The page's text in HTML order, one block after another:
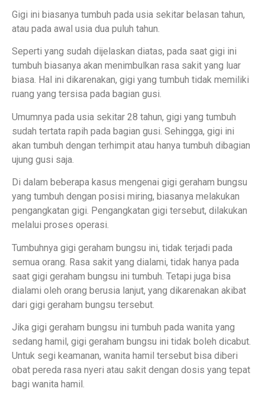
Gigi ini biasanya tumbuh pada usia sekitar belasan tahun,
atau pada awal usia dua puluh tahun.
Seperti yang sudah dijelaskan diatas, pada saat gigi ini
tumbuh biasanya akan menimbulkan rasa sakit yang luar
biasa. Hal ini dikarenakan, gigi yang tumbuh tidak memiliki
ruang yang tersisa pada bagian gusi.
Umumnya pada usia sekitar 28 tahun, gigi yang tumbuh
sudah tertata rapih pada bagian gusi. Sehingga, gigi ini
akan tumbuh dengan terhimpit atau hanya tumbuh dibagian
ujung gusi saja.
Di dalam beberapa kasus mengenai gigi geraham bungsu
yang tumbuh dengan posisi miring, biasanya melakukan
pengangkatan gigi. Pengangkatan gigi tersebut, dilakukan
melalui proses operasi.
Tumbuhnya gigi geraham bungsu ini, tidak terjadi pada
semua orang. Rasa sakit yang dialami, tidak hanya pada
saat gigi geraham bungsu ini tumbuh. Tetapi juga bisa
dialami oleh orang berusia lanjut, yang dikarenakan akibat
dari gigi geraham bungsu tersebut.
Jika gigi geraham bungsu ini tumbuh pada wanita yang
sedang hamil, gigi geraham bungsu ini tidak boleh dicabut.
Untuk segi keamanan, wanita hamil tersebut bisa diberi
obat pereda rasa nyeri atau sakit dengan dosis yang tepat
bagi wanita hamil.